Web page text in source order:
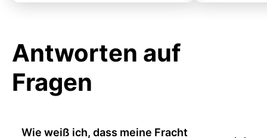
Antworten auf
Fragen
Wie weiß ich, dass meine Fracht